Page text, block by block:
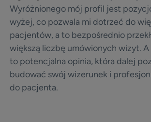
Wyróżnionego mój profil jest
wyżej, co pozwala mi dotrzeć do
pacjentów, a to bezpośrednio
większą liczbę umówionych wizyt.
to potencjalna opinia, która dalej
budować swój wizerunek i
do pacjenta.